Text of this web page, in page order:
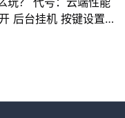
后台挂机 按键设置